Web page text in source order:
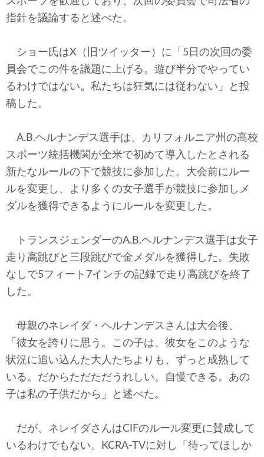
指針を議論すると述べた。
ショー氏はX（旧ツイッター）に「5日の次回の委
員会でこの件を議題に上げる。遊び半分でやってい
るわけではない。私たちは狂気には従わない」と投
稿した。
A.B.ヘルナンデス選手は、カリフォルニア州の高校
スポーツ統括機関が全米で初めて導入したとされる
新たなルールの下で競技に参加した。大会前にルー
ルを変更し、より多くの女子選手が競技に参加しメ
ダルを獲得できるようにルールを変更した。
トランスジェンダーのA.B.ヘルナンデス選手は女子
走り高跳びと三段跳びで金メダルを獲得した。失敗
なしで5フィート7インチの記録で走り高跳びを終了
した。
母親のネレイダ・ヘルナンデスさんは大会後、
「彼女を誇りに思う。この子は、彼女をこのような
状況に追い込んた大人たちよりも、ずっと成熟して
いる。だからただただうれしい。自慢できる。あの
子は私の子供だから」と述べた。
だが、ネレイダさんはCIFのルール変更に賛成して
いるわけでもない。KCRA-TVに対し「待ってほしか